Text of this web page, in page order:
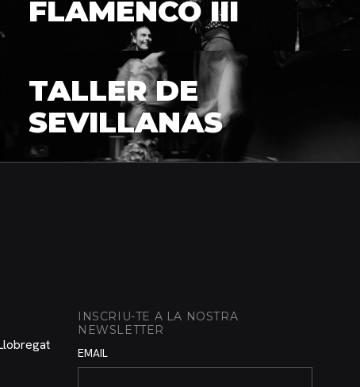
FLAMENCO III
TALLER DE
SEVILLANAS
INSCRIU-TE A LA NOSTRA
NEWSLETTER
EMAIL